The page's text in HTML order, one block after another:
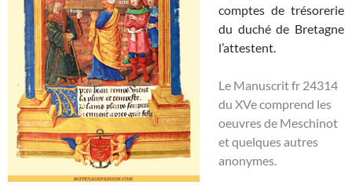
comptes de trésorerie
du duché de Bretagne
l’attestent.
Le Manuscrit fr 24314
du XVe comprend les
oeuvres de Meschinot
et quelques autres
anonymes.